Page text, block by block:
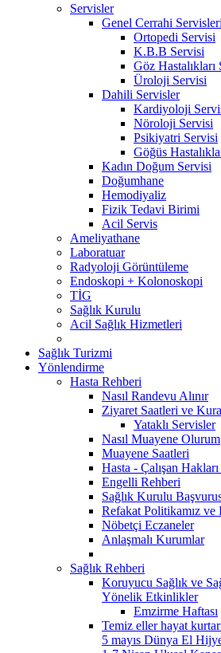
Servisler
Genel Cerrahi Servisleri
Ortopedi Servisi
K.B.B Servisi
Göz Hastalıkları
Üroloji Servisi
Dahili Servisler
Kardiyoloji
Nöroloji Servisi
Psikiyatri Servisi
Göğüs
Kadın Doğum Servisi
Doğumhane
Hemodiyaliz
Fizik Tedavi Birimi
Acil Servis
Ameliyathane
Laboratuar
Radyoloji Görüntüleme
Endoskopi + Kolonoskopi
TİG
Sağlık Kurulu
Acil Sağlık Hizmetleri
Sağlık Turizmi
Yönlendirme
Hasta Rehberi
Nasıl Randevu Alınır
Ziyaret Saatleri ve
Yataklı Servisler
Nasıl Muayene Olurum
Muayene Saatleri
Hasta - Çalışan
Engelli Rehberi
Sağlık Kurulu
Refakat Politikamız ve
Nöbetçi Eczaneler
Anlaşmalı Kurumlar
Sağlık Rehberi
Koruyucu Sağlık ve
Yönelik Etkinlikler
Emzirme Haftası
Temiz eller hayat
5 mayıs Dünya El